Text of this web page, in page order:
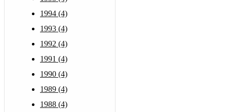
1994 (4)
1993 (4)
1992 (4)
1991 (4)
1990 (4)
1989 (4)
1988 (4)